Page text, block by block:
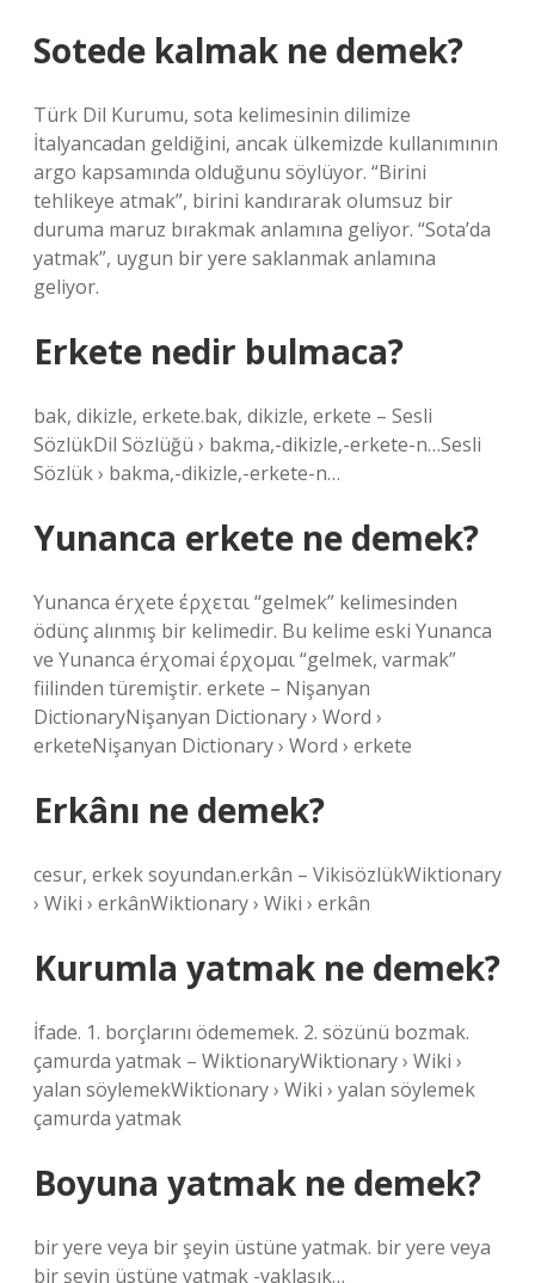
Sotede kalmak ne demek?
Türk Dil Kurumu, sota kelimesinin dilimize
İtalyancadan geldiğini, ancak ülkemizde kullanımının
argo kapsamında olduğunu söylüyor. “Birini
tehlikeye atmak”, birini kandırarak olumsuz bir
duruma maruz bırakmak anlamına geliyor. “Sota’da
yatmak”, uygun bir yere saklanmak anlamına
geliyor.
Erkete nedir bulmaca?
bak, dikizle, erkete.bak, dikizle, erkete – Sesli
SözlükDil Sözlüğü › bakma,-dikizle,-erkete-n…Sesli
Sözlük › bakma,-dikizle,-erkete-n…
Yunanca erkete ne demek?
Yunanca érχete έρχεται “gelmek” kelimesinden
ödünç alınmış bir kelimedir. Bu kelime eski Yunanca
ve Yunanca érχomai έρχομαι “gelmek, varmak”
fiilinden türemiştir. erkete – Nişanyan
DictionaryNişanyan Dictionary › Word ›
erketeNişanyan Dictionary › Word › erkete
Erkânı ne demek?
cesur, erkek soyundan.erkân – VikisözlükWiktionary
› Wiki › erkânWiktionary › Wiki › erkân
Kurumla yatmak ne demek?
İfade. 1. borçlarını ödememek. 2. sözünü bozmak.
çamurda yatmak – WiktionaryWiktionary › Wiki ›
yalan söylemekWiktionary › Wiki › yalan söylemek
çamurda yatmak
Boyuna yatmak ne demek?
bir yere veya bir şeyin üstüne yatmak. bir yere veya
bir şeyin üstüne yatmak -yaklaşık…